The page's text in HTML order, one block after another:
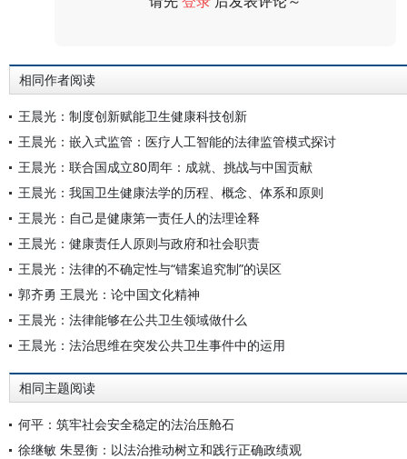
相同作者阅读
王晨光：制度创新赋能卫生健康科技创新
王晨光：嵌入式监管：医疗人工智能的法律监管模式探讨
王晨光：联合国成立80周年：成就、挑战与中国贡献
王晨光：我国卫生健康法学的历程、概念、体系和原则
王晨光：自己是健康第一责任人的法理诠释
王晨光：健康责任人原则与政府和社会职责
王晨光：法律的不确定性与“错案追究制”的误区
郭齐勇 王晨光：论中国文化精神
王晨光：法律能够在公共卫生领域做什么
王晨光：法治思维在突发公共卫生事件中的运用
相同主题阅读
何平：筑牢社会安全稳定的法治压舱石
徐继敏 朱昱衡：以法治推动树立和践行正确政绩观